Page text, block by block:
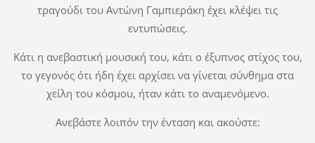
τραγούδι του Αντώνη Γαμπιεράκη έχει κλέψει τις
εντυπώσεις.
Κάτι η ανεβαστική μουσική του, κάτι ο έξυπνος στίχος του,
το γεγονός ότι ήδη έχει αρχίσει να γίνεται σύνθημα στα
χείλη του κόσμου, ήταν κάτι το αναμενόμενο.
Ανεβάστε λοιπόν την ένταση και ακούστε: